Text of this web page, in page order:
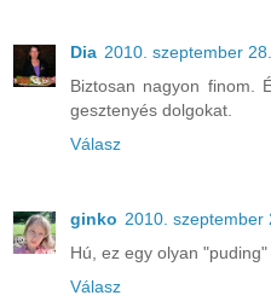
Dia 2010. szeptember
Biztosan nagyon finom.
gesztenyés dolgokat.
Válasz
ginko 2010. szeptember
Hú, ez egy olyan
Válasz